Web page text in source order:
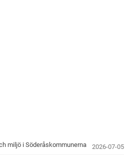
miljö i Söderåskommunerna 2026-07-05